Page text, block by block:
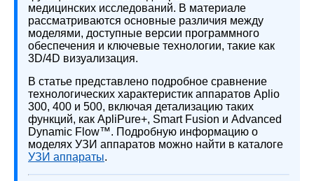
медицинских исследований. В материале
рассматриваются основные различия между
моделями, доступные версии программного
обеспечения и ключевые технологии, такие как
3D/4D визуализация.
В статье представлено подробное сравнение
технологических характеристик аппаратов Aplio
300, 400 и 500, включая детализацию таких
функций, как ApliPure+, Smart Fusion и Advanced
Dynamic Flow™. Подробную информацию о
моделях УЗИ аппаратов можно найти в каталоге
УЗИ аппараты.